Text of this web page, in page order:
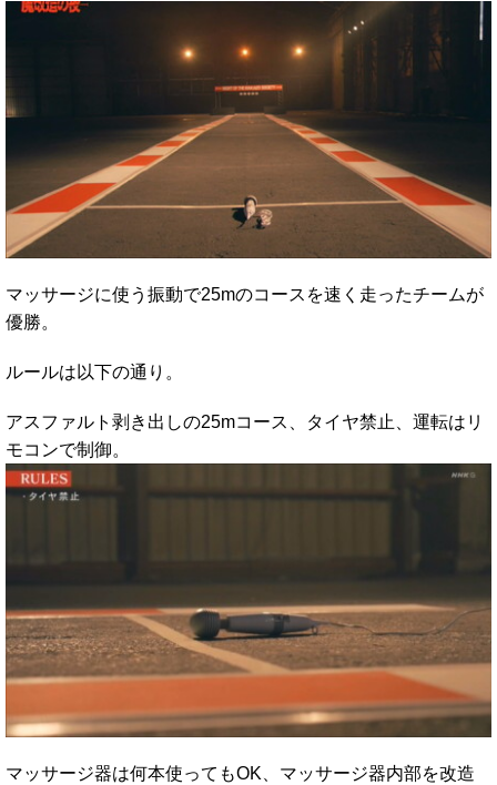
マッサージに使う振動で25mのコースを速く走ったチームが
優勝。
ルールは以下の通り。
アスファルト剥き出しの25mコース、タイヤ禁止、運転はリ
モコンで制御。
マッサージ器は何本使ってもOK、マッサージ器内部を改造